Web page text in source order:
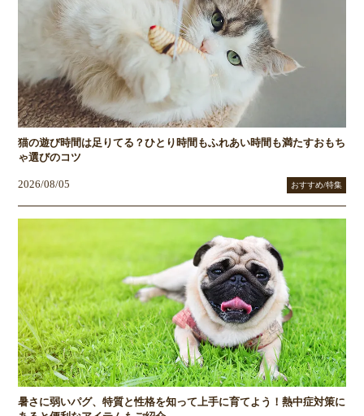
猫の遊び時間は足りてる？ひとり時間もふれあい時間も満たすおもち
ゃ選びのコツ
2026/08/05 おすすめ/特集
暑さに弱いパグ、特質と性格を知って上手に育てよう！熱中症対策に